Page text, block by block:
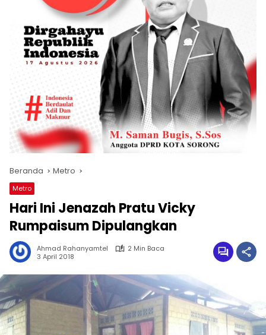
Beranda Metro
Metro
Hari Ini Jenazah Pratu Vicky
Rumpaisum Dipulangkan
Ahmad Rahanyamtel
2 Min Baca
3 April 2018